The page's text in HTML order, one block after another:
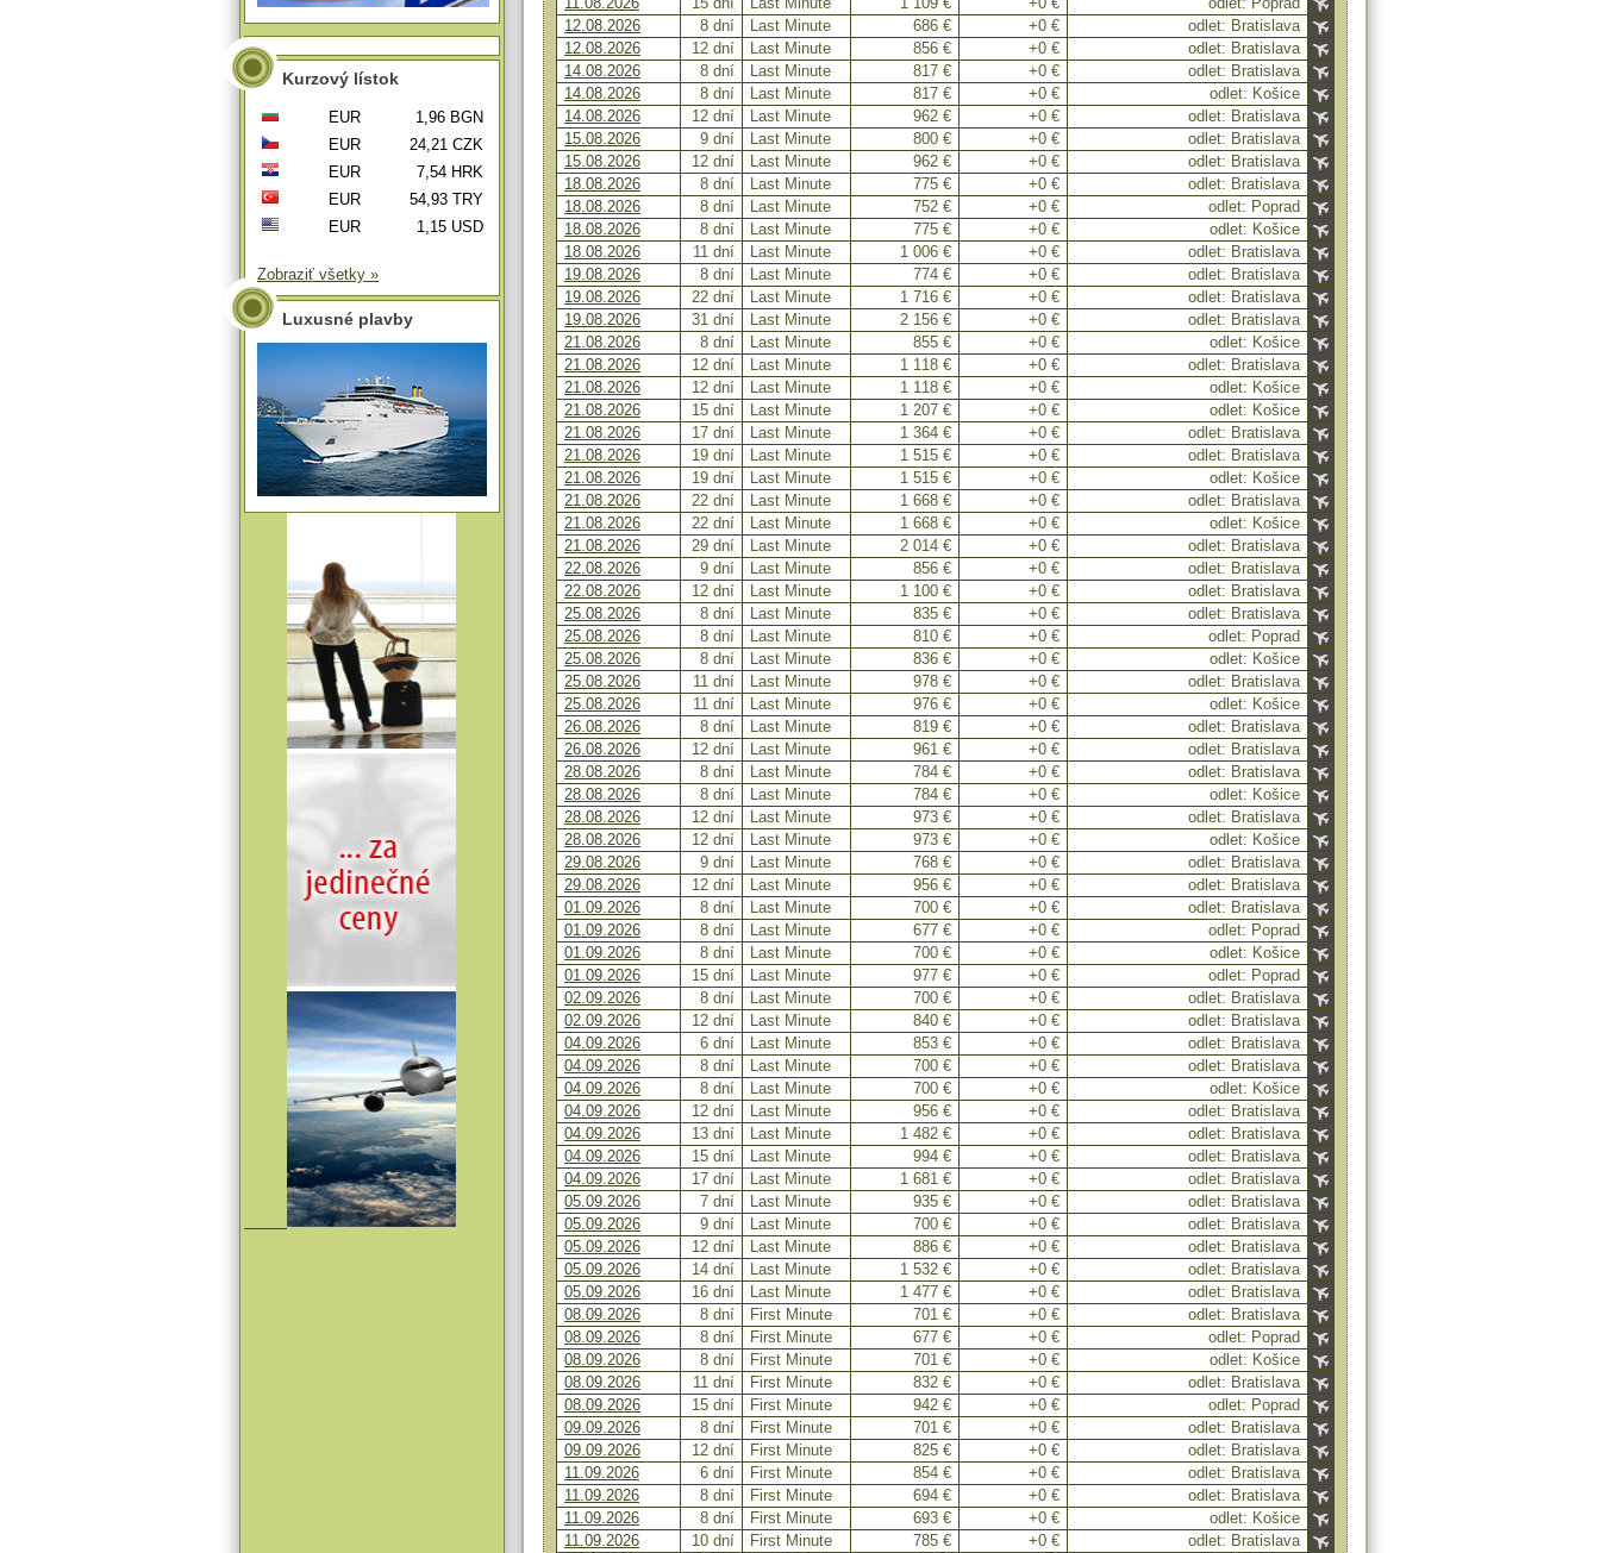
12.08.2026
8 dní Last Minute 686 € +0 €
odlet: Bratislava
12.08.2026
12 dní Last Minute 856 € +0 €
odlet: Bratislava
14.08.2026
8 dní Last Minute 817 € +0 €
odlet: Bratislava
14.08.2026
8 dní Last Minute 817 € +0 €
odlet: Košice
14.08.2026
12 dní Last Minute 962 € +0 €
odlet: Bratislava
15.08.2026
9 dní Last Minute 800 € +0 €
odlet: Bratislava
15.08.2026
12 dní Last Minute 962 € +0 €
odlet: Bratislava
18.08.2026
8 dní Last Minute 775 € +0 €
odlet: Bratislava
18.08.2026
8 dní Last Minute 752 € +0 €
odlet: Poprad
18.08.2026
8 dní Last Minute 775 € +0 €
odlet: Košice
18.08.2026
11 dní Last Minute 1 006 € +0 €
odlet: Bratislava
19.08.2026
8 dní Last Minute 774 € +0 €
odlet: Bratislava
19.08.2026
22 dní Last Minute 1 716 € +0 €
odlet: Bratislava
19.08.2026
31 dní Last Minute 2 156 € +0 €
odlet: Bratislava
21.08.2026
8 dní Last Minute 855 € +0 €
odlet: Košice
21.08.2026
12 dní Last Minute 1 118 € +0 €
odlet: Bratislava
21.08.2026
12 dní Last Minute 1 118 € +0 €
odlet: Košice
21.08.2026
15 dní Last Minute 1 207 € +0 €
odlet: Košice
21.08.2026
17 dní Last Minute 1 364 € +0 €
odlet: Bratislava
21.08.2026
19 dní Last Minute 1 515 € +0 €
odlet: Bratislava
21.08.2026
19 dní Last Minute 1 515 € +0 €
odlet: Košice
21.08.2026
22 dní Last Minute 1 668 € +0 €
odlet: Bratislava
21.08.2026
22 dní Last Minute 1 668 € +0 €
odlet: Košice
21.08.2026
29 dní Last Minute 2 014 € +0 €
odlet: Bratislava
22.08.2026
9 dní Last Minute 856 € +0 €
odlet: Bratislava
22.08.2026
12 dní Last Minute 1 100 € +0 €
odlet: Bratislava
25.08.2026
8 dní Last Minute 835 € +0 €
odlet: Bratislava
25.08.2026
8 dní Last Minute 810 € +0 €
odlet: Poprad
25.08.2026
8 dní Last Minute 836 € +0 €
odlet: Košice
25.08.2026
11 dní Last Minute 978 € +0 €
odlet: Bratislava
25.08.2026
11 dní Last Minute 976 € +0 €
odlet: Košice
26.08.2026
8 dní Last Minute 819 € +0 €
odlet: Bratislava
26.08.2026
12 dní Last Minute 961 € +0 €
odlet: Bratislava
28.08.2026
8 dní Last Minute 784 € +0 €
odlet: Bratislava
28.08.2026
8 dní Last Minute 784 € +0 €
odlet: Košice
28.08.2026
12 dní Last Minute 973 € +0 €
odlet: Bratislava
28.08.2026
12 dní Last Minute 973 € +0 €
odlet: Košice
29.08.2026
9 dní Last Minute 768 € +0 €
odlet: Bratislava
29.08.2026
12 dní Last Minute 956 € +0 €
odlet: Bratislava
01.09.2026
8 dní Last Minute 700 € +0 €
odlet: Bratislava
01.09.2026
8 dní Last Minute 677 € +0 €
odlet: Poprad
01.09.2026
8 dní Last Minute 700 € +0 €
odlet: Košice
01.09.2026
15 dní Last Minute 977 € +0 €
odlet: Poprad
02.09.2026
8 dní Last Minute 700 € +0 €
odlet: Bratislava
02.09.2026
12 dní Last Minute 840 € +0 €
odlet: Bratislava
04.09.2026
6 dní Last Minute 853 € +0 €
odlet: Bratislava
04.09.2026
8 dní Last Minute 700 € +0 €
odlet: Bratislava
04.09.2026
8 dní Last Minute 700 € +0 €
odlet: Košice
04.09.2026
12 dní Last Minute 956 € +0 €
odlet: Bratislava
04.09.2026
13 dní Last Minute 1 482 € +0 €
odlet: Bratislava
04.09.2026
15 dní Last Minute 994 € +0 €
odlet: Bratislava
04.09.2026
17 dní Last Minute 1 681 € +0 €
odlet: Bratislava
05.09.2026
7 dní Last Minute 935 € +0 €
odlet: Bratislava
05.09.2026
9 dní Last Minute 700 € +0 €
odlet: Bratislava
05.09.2026
12 dní Last Minute 886 € +0 €
odlet: Bratislava
05.09.2026
14 dní Last Minute 1 532 € +0 €
odlet: Bratislava
05.09.2026
16 dní Last Minute 1 477 € +0 €
odlet: Bratislava
08.09.2026
8 dní First Minute 701 € +0 €
odlet: Bratislava
08.09.2026
8 dní First Minute 677 € +0 €
odlet: Poprad
08.09.2026
8 dní First Minute 701 € +0 €
odlet: Košice
08.09.2026
11 dní First Minute 832 € +0 €
odlet: Bratislava
08.09.2026
15 dní First Minute 942 € +0 €
odlet: Poprad
09.09.2026
8 dní First Minute 701 € +0 €
odlet: Bratislava
09.09.2026
12 dní First Minute 825 € +0 €
odlet: Bratislava
11.09.2026
6 dní First Minute 854 € +0 €
odlet: Bratislava
11.09.2026
8 dní First Minute 694 € +0 €
odlet: Bratislava
11.09.2026
8 dní First Minute 693 € +0 €
odlet: Košice
11.09.2026
10 dní First Minute 785 € +0 €
odlet: Bratislava
Kurzový lístok
EUR
1,96 BGN
EUR
24,21 CZK
EUR
7,54 HRK
EUR
54,93 TRY
EUR
1,15 USD
Zobraziť všetky »
Luxusné plavby